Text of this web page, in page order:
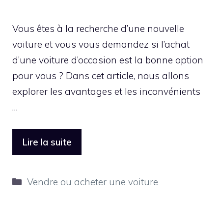
Vous êtes à la recherche d’une nouvelle
voiture et vous vous demandez si l’achat
d’une voiture d’occasion est la bonne option
pour vous ? Dans cet article, nous allons
explorer les avantages et les inconvénients
…
Lire la suite
Catégories
Vendre ou acheter une voiture